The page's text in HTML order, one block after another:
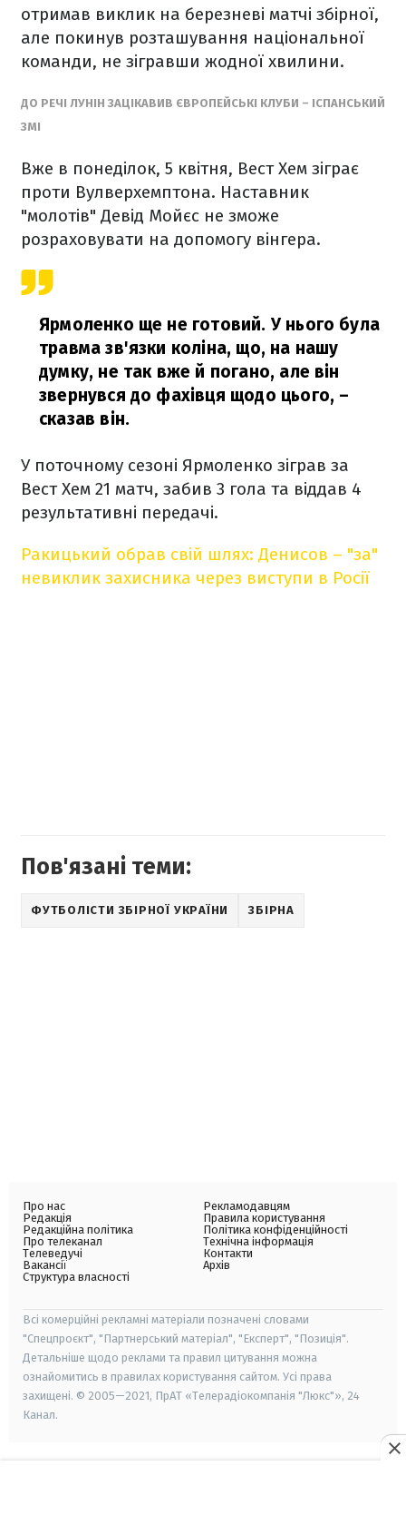
отримав виклик на березневі матчі збірної,
але покинув розташування національної
команди, не зігравши жодної хвилини.
ДО РЕЧІ ЛУНІН ЗАЦІКАВИВ ЄВРОПЕЙСЬКІ КЛУБИ – ІСПАНСЬКИЙ
ЗМІ
Вже в понеділок, 5 квітня, Вест Хем зіграє
проти Вулверхемптона. Наставник
"молотів" Девід Мойєс не зможе
розраховувати на допомогу вінгера.
Ярмоленко ще не готовий. У нього була
травма зв'язки коліна, що, на нашу
думку, не так вже й погано, але він
звернувся до фахівця щодо цього, –
сказав він.
У поточному сезоні Ярмоленко зіграв за
Вест Хем 21 матч, забив 3 гола та віддав 4
результативні передачі.
Ракицький обрав свій шлях: Денисов – "за"
невиклик захисника через виступи в Росії
Пов'язані теми:
ФУТБОЛІСТИ ЗБІРНОЇ УКРАЇНИ ЗБІРНА
Про нас
Редакція
Редакційна політика
Про телеканал
Телеведучі
Вакансії
Структура власності
Рекламодавцям
Правила користування
Політика конфіденційності
Технічна інформація
Контакти
Архів
Всі комерційні рекламні матеріали позначені словами
"Спецпроєкт", "Партнерський матеріал", "Експерт", "Позиція".
Детальніше щодо реклами та правил цитування можна
ознайомитись в правилах користування сайтом. Усі права
захищені. © 2005—2021, ПрАТ «Телерадіокомпанія "Люкс"», 24
Канал.